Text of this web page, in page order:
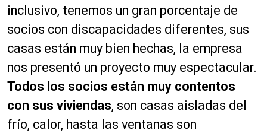
inclusivo, tenemos un gran porcentaje de
socios con discapacidades diferentes, sus
casas están muy bien hechas, la empresa
nos presentó un proyecto muy espectacular.
Todos los socios están muy contentos
con sus viviendas, son casas aisladas del
frío, calor, hasta las ventanas son